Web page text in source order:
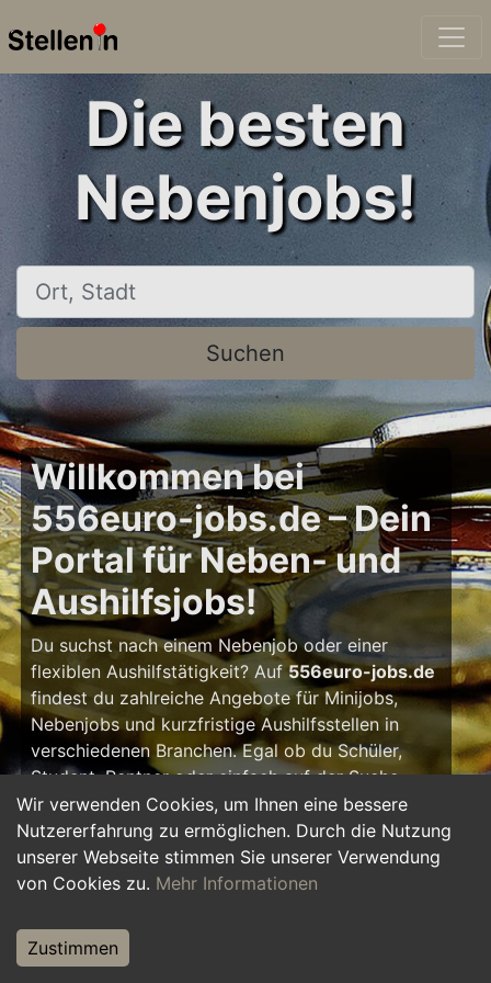
Wir verwenden Cookies, um Ihnen eine bessere
Nutzererfahrung zu ermöglichen. Durch die Nutzung
unserer Webseite stimmen Sie unserer Verwendung
von Cookies zu. Mehr Informationen
Zustimmen
Die besten
Nebenjobs!
Ort, Stadt
Suchen
Willkommen bei
556euro-jobs.de – Dein
Portal für Neben- und
Aushilfsjobs!
Du suchst nach einem Nebenjob oder einer
flexiblen Aushilfstätigkeit? Auf556euro-jobs.de
findest du zahlreiche Angebote für Minijobs,
Nebenjobs und kurzfristige Aushilfsstellen in
verschiedenen Branchen. Egal ob du Schüler,
Student, Rentner oder einfach auf der Suche
nach einem kleinen Zusatzverdienst bist – hier
findest du die passende Tätigkeit, die zu deinem
Zeitplan passt.
Ein Nebenjob oder Aushilfsjob bietet viele